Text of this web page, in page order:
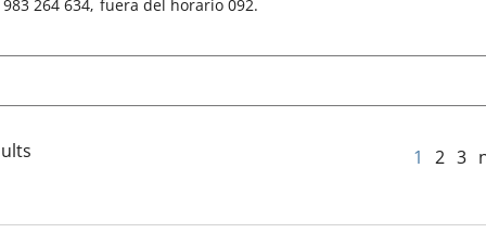
983 264 634 fuera del horario 092.
1 2 3